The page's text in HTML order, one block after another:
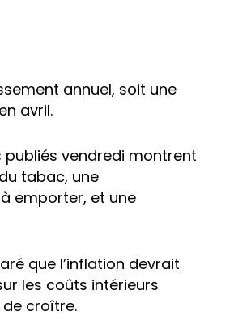
annuel, soit une
avril.
vendredi montrent
tabac, une
emporter, et une
que l’inflation devrait
les coûts intérieurs
croître.